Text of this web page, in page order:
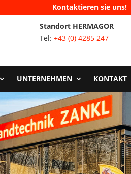
Kontaktieren sie uns!
Standort HERMAGOR
Tel:+43 (0) 4285 247
UNTERNEHMEN KONTAKT